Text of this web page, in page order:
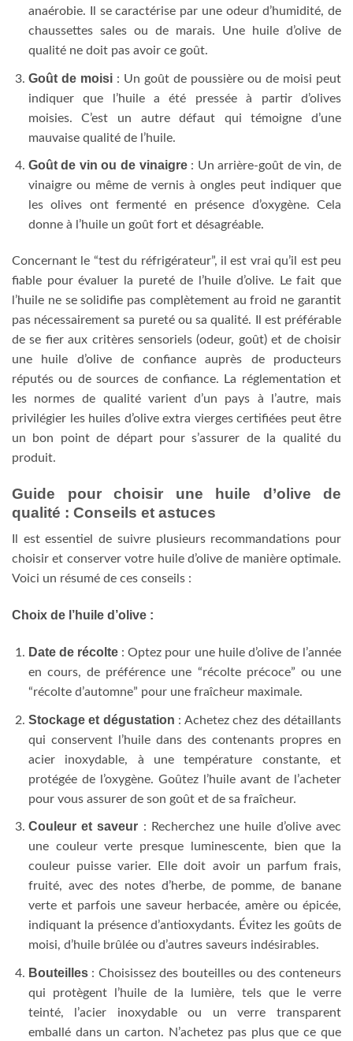
anaérobie. Il se caractérise par une odeur d’humidité, de
chaussettes sales ou de marais. Une huile d’olive de
qualité ne doit pas avoir ce goût.
Goût de moisi: Un goût de poussière ou de moisi peut
indiquer que l’huile a été pressée à partir d’olives
moisies. C’est un autre défaut qui témoigne d’une
mauvaise qualité de l’huile.
Goût de vin ou de vinaigre: Un arrière-goût de vin, de
vinaigre ou même de vernis à ongles peut indiquer que
les olives ont fermenté en présence d’oxygène. Cela
donne à l’huile un goût fort et désagréable.
Concernant le “test du réfrigérateur”, il est vrai qu’il est peu
fiable pour évaluer la pureté de l’huile d’olive. Le fait que
l’huile ne se solidifie pas complètement au froid ne garantit
pas nécessairement sa pureté ou sa qualité. Il est préférable
de se fier aux critères sensoriels (odeur, goût) et de choisir
une huile d’olive de confiance auprès de producteurs
réputés ou de sources de confiance. La réglementation et
les normes de qualité varient d’un pays à l’autre, mais
privilégier les huiles d’olive extra vierges certifiées peut être
un bon point de départ pour s’assurer de la qualité du
produit.
Guide pour choisir une huile d’olive de
qualité : Conseils et astuces
Il est essentiel de suivre plusieurs recommandations pour
choisir et conserver votre huile d’olive de manière optimale.
Voici un résumé de ces conseils :
Choix de l’huile d’olive :
Date de récolte : Optez pour une huile d’olive de l’année
en cours, de préférence une “récolte précoce” ou une
“récolte d’automne” pour une fraîcheur maximale.
Stockage et dégustation : Achetez chez des détaillants
qui conservent l’huile dans des contenants propres en
acier inoxydable, à une température constante, et
protégée de l’oxygène. Goûtez l’huile avant de l’acheter
pour vous assurer de son goût et de sa fraîcheur.
Couleur et saveur : Recherchez une huile d’olive avec
une couleur verte presque luminescente, bien que la
couleur puisse varier. Elle doit avoir un parfum frais,
fruité, avec des notes d’herbe, de pomme, de banane
verte et parfois une saveur herbacée, amère ou épicée,
indiquant la présence d’antioxydants. Évitez les goûts de
moisi, d’huile brûlée ou d’autres saveurs indésirables.
Bouteilles: Choisissez des bouteilles ou des conteneurs
qui protègent l’huile de la lumière, tels que le verre
teinté, l’acier inoxydable ou un verre transparent
emballé dans un carton. N’achetez pas plus que ce que